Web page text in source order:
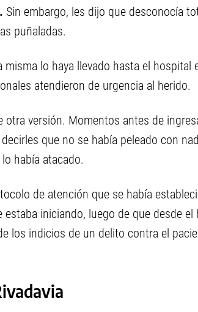
Sin embargo, les dijo que desconocía
puñaladas.
lo haya llevado hasta el hospital
atendieron de urgencia al herido.
versión. Momentos antes de
que no se había peleado con
había atacado.
de atención que se había
iniciando, luego de que desde el
los indicios de un delito contra el